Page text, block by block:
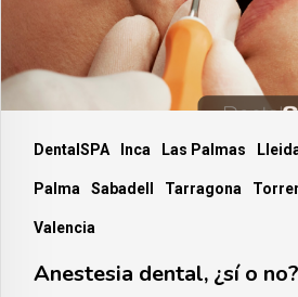
DentalSPA Inca Las Palmas
Palma Sabadell Tarragona
Valencia
Anestesia dental, ¿sí o no?